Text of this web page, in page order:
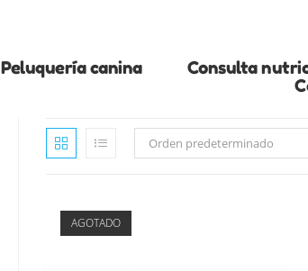
Peluquería canina Consulta
Orden predeterminado
AGOTADO